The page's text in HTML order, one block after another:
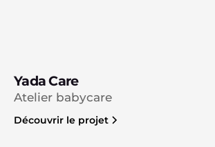
Yada Care
Atelier babycare
Découvrir le projet